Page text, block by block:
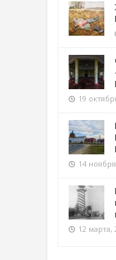
19
14
12 марта,